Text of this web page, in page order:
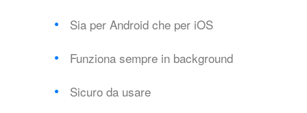
Sia per Android che per iOS
Funziona sempre in background
Sicuro da usare